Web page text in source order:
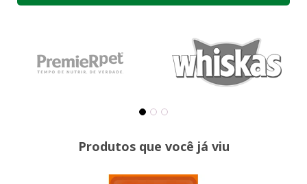
Produtos que você já viu